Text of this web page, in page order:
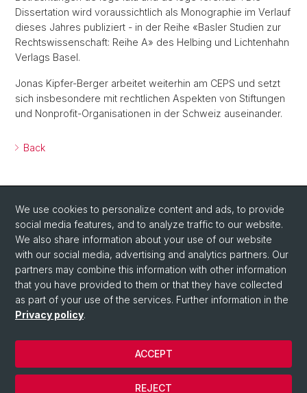
Dissertation wird voraussichtlich als Monographie im Verlauf
dieses Jahres publiziert - in der Reihe «Basler Studien zur
Rechtswissenschaft: Reihe A» des Helbing und Lichtenhahn
Verlags Basel.
Jonas Kipfer-Berger arbeitet weiterhin am CEPS und setzt
sich insbesondere mit rechtlichen Aspekten von Stiftungen
und Nonprofit-Organisationen in der Schweiz auseinander.
Back
Social Media
LinkedIn
© Université de Bâle
We use cookies to personalize content and ads, to provide
social media features, and to analyze traffic to our website.
We also share information about your use of our website
with our social media, advertising and analytics partners. Our
partners may combine this information with other information
that you have provided to them or that they have collected
as part of your use of the services. Further information in the
Privacy policy.
REJECT
ACCEPT